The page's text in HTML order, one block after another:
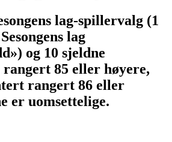
lag-spillervalg (1
lag
og 10 sjeldne
85 eller høyere,
rangert 86 eller
er uomsettelige.